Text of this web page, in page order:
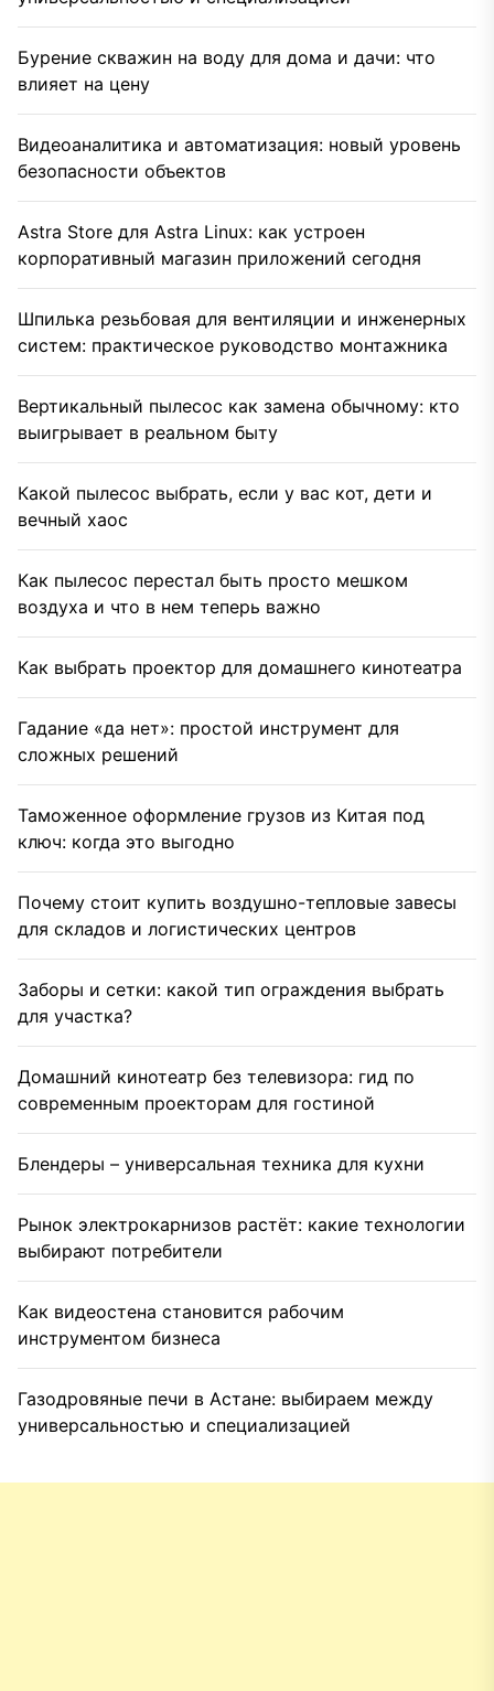
Бурение скважин на воду для дома и дачи: что
влияет на цену
Видеоаналитика и автоматизация: новый уровень
безопасности объектов
Astra Store для Astra Linux: как устроен
корпоративный магазин приложений сегодня
Шпилька резьбовая для вентиляции и инженерных
систем: практическое руководство монтажника
Вертикальный пылесос как замена обычному: кто
выигрывает в реальном быту
Какой пылесос выбрать, если у вас кот, дети и
вечный хаос
Как пылесос перестал быть просто мешком
воздуха и что в нем теперь важно
Как выбрать проектор для домашнего кинотеатра
Гадание «да нет»: простой инструмент для
сложных решений
Таможенное оформление грузов из Китая под
ключ: когда это выгодно
Почему стоит купить воздушно-тепловые завесы
для складов и логистических центров
Заборы и сетки: какой тип ограждения выбрать
для участка?
Домашний кинотеатр без телевизора: гид по
современным проекторам для гостиной
Блендеры – универсальная техника для кухни
Рынок электрокарнизов растёт: какие технологии
выбирают потребители
Как видеостена становится рабочим
инструментом бизнеса
Газодровяные печи в Астане: выбираем между
универсальностью и специализацией